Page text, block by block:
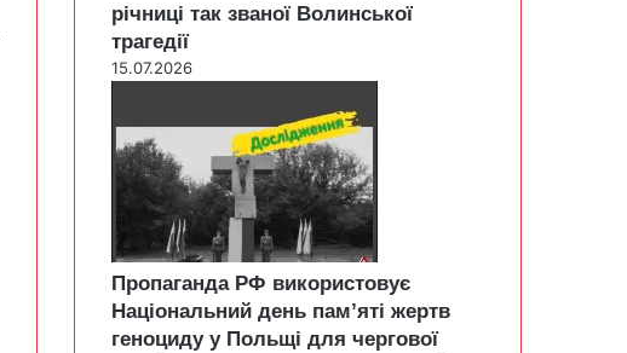
річниці так званої Волинської
трагедії
15.07.2026
Пропаганда РФ використовує
Національний день пам’яті жертв
геноциду у Польщі для чергової